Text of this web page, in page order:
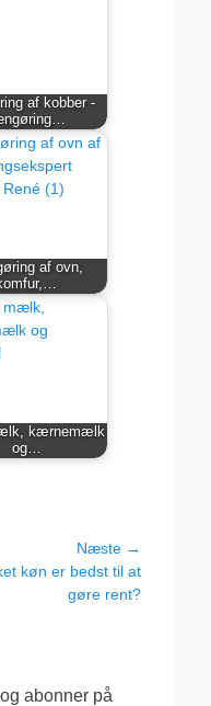
af kobber -
af ovn,
kærnemælk
og…
Næste →
køn er bedst til at
gøre rent?
abonner på